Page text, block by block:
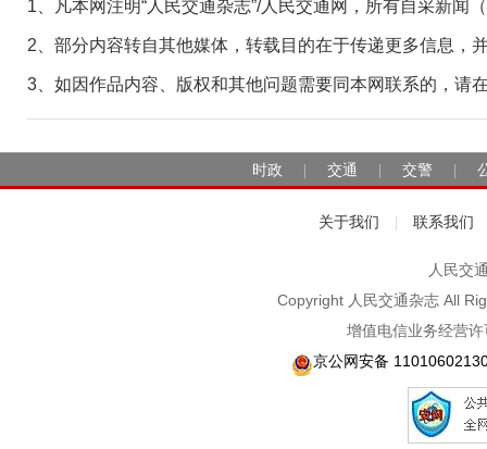
1、凡本网注明“人民交通杂志”/人民交通网，所有自采新
2、部分内容转自其他媒体，转载目的在于传递更多信息，
3、如因作品内容、版权和其他问题需要同本网联系的，请
时政 交通 交警
关于我们 联系我们
人民交
Copyright 人民交通杂志 All
增值电信业务经营
京公网安备